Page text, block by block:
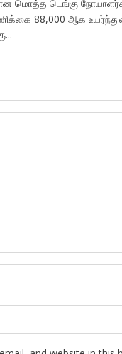
மொத்த டெங்கு
88,000 ஆக